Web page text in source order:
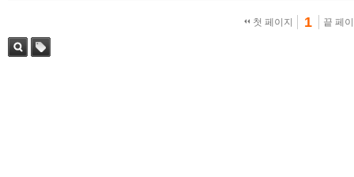
첫 페이지 1 끝 페